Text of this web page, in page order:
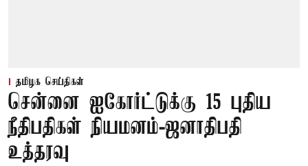
தமிழக செய்திகள்
சென்னை ஐகோர்ட்டுக்கு 15 புதிய
நீதிபதிகள் நியமனம்-ஜனாதிபதி
உத்தரவு